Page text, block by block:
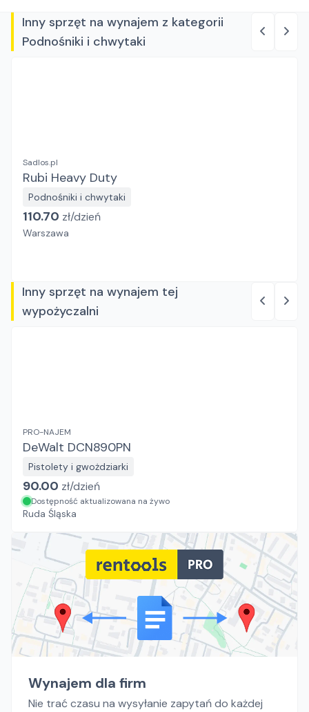
Inny sprzęt na wynajem z kategorii
Podnośniki i chwytaki
Sadlos.pl
Rubi Heavy Duty
Podnośniki i chwytaki
110.70 zł/dzień
Warszawa
Inny sprzęt na wynajem tej
wypożyczalni
PRO-NAJEM
DeWalt DCN890PN
Pistolety i gwożdziarki
90.00 zł/dzień
Dostępność aktualizowana na żywo
Ruda Śląska
Wynajem dla firm
Nie trać czasu na wysyłanie zapytań do każdej